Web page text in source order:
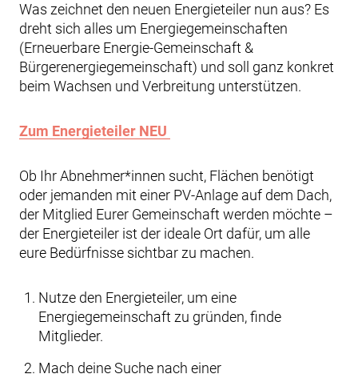
Was zeichnet den neuen Energieteiler nun aus? Es
dreht sich alles um Energiegemeinschaften
(Erneuerbare Energie-Gemeinschaft &
Bürgerenergiegemeinschaft) und soll ganz konkret
beim Wachsen und Verbreitung unterstützen.
Zum Energieteiler NEU
Ob Ihr Abnehmer*innen sucht, Flächen benötigt
oder jemanden mit einer PV-Anlage auf dem Dach,
der Mitglied Eurer Gemeinschaft werden möchte –
der Energieteiler ist der ideale Ort dafür, um alle
eure Bedürfnisse sichtbar zu machen.
Nutze den Energieteiler, um eine
Energiegemeinschaft zu gründen, finde
Mitglieder.
Mach deine Suche nach einer